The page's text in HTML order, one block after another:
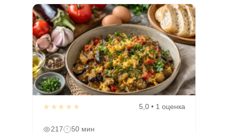
★★★★★ 5,0 • 1 оценка
217 50 мин